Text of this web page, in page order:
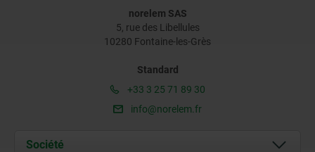
norelem SAS
5, rue des Libellules
10280 Fontaine-les-Grès
Standard
+33 3 25 71 89 30
info@norelem.fr
Société